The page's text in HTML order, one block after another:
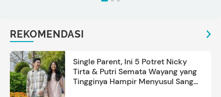
REKOMENDASI
Single Parent, Ini 5 Potret Nicky
Tirta & Putri Semata Wayang yang
Tingginya Hampir Menyusul Sang